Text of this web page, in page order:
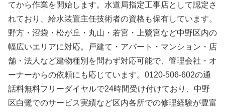
てから作業を開始します。水道局指定工事店として認定さ
れており、給水装置主任技術者の資格も保有しています。
野方・沼袋・松が丘・丸山・若宮・上鷺宮など中野区内の
幅広いエリアに対応。戸建て・アパート・マンション・店
舗・法人など建物種別を問わず対応可能で、管理会社・オ
ーナーからの依頼にも応じています。0120-506-602の通
話料無料フリーダイヤルで24時間受け付けており、中野
区白鷺でのサービス実績など区内各所での修理経験が豊富